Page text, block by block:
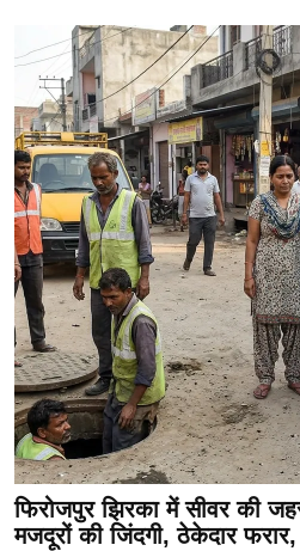
फिरोजपुर झिरका में सीवर की
मजदूरों की जिंदगी, ठेकेदार फरार,